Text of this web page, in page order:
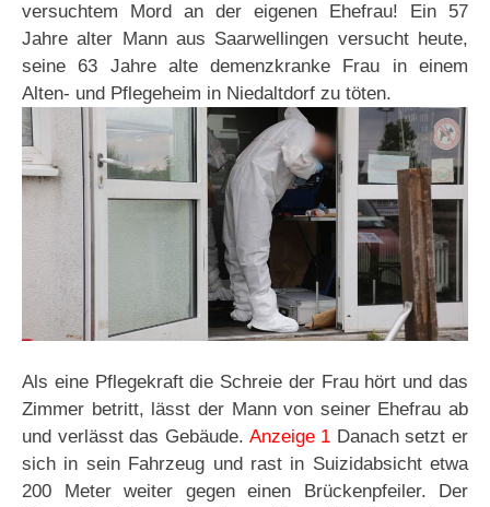
versuchtem Mord an der eigenen Ehefrau! Ein 57
Jahre alter Mann aus Saarwellingen versucht heute,
seine 63 Jahre alte demenzkranke Frau in einem
Alten- und Pflegeheim in Niedaltdorf zu töten.
Als eine Pflegekraft die Schreie der Frau hört und das
Zimmer betritt, lässt der Mann von seiner Ehefrau ab
und verlässt das Gebäude. Anzeige 1 Danach setzt er
sich in sein Fahrzeug und rast in Suizidabsicht etwa
200 Meter weiter gegen einen Brückenpfeiler. Der